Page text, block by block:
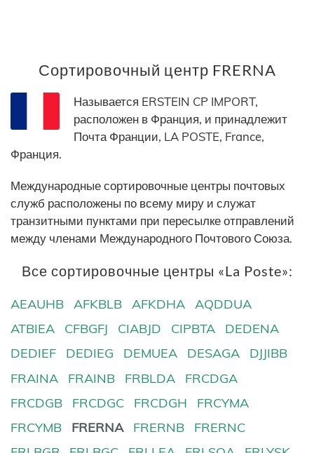
Сортировочный центр FRERNA
Называется ERSTEIN CP IMPORT,
расположен в Франция, и принадлежит
Почта Франции, LA POSTE, France,
Франция.
Международные сортировочные центры почтовых
служб расположены по всему миру и служат
транзитными пунктами при пересылке отправлений
между членами Международного Почтового Союза.
Все сортировочные центры «La Poste»:
AEAUHB AFKBLB AFKDHA
AQDDUA
ATBIEA
CFBGFJ CIABJD CIPBTA
DEDENA
DEDIEF
DEDIEG DEMUEA DESAGA
DJJIBB
FRAINA
FRAINB FRBLDA
FRCDGA
FRCDGB
FRCDGC FRCDGH
FRCYMA
FRCYMB
FRERNA FRERNB
FRERNC